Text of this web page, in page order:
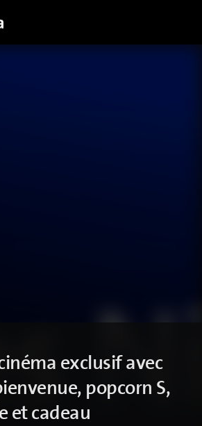
exclusif avec
popcorn S,
et cadeau